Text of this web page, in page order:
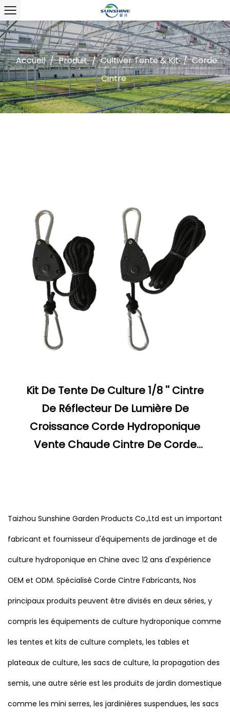
Accueil / Produit / Cultiver Tente & Kit / Corde
Cintre
Kit De Tente De Culture 1/8 '' Cintre
De Réflecteur De Lumière De
Croissance Corde Hydroponique
Vente Chaude Cintre De Corde
Taizhou Sunshine Garden Products Co.,Ltd est un important
fabricant et fournisseur d'équipements de jardinage et de
culture hydroponique en Chine avec 12 ans d'expérience
OEM et ODM. Spécialisé Corde Cintre Fabricants, Nos
principaux produits peuvent être divisés en deux séries, y
compris les équipements de culture hydroponique comme
les tentes et kits de culture complets, les tables et
plateaux de culture, les sacs de culture, la propagation des
semis, une autre série est les produits de jardin domestique
comme les mini serres, les jardinières suspendues, les sacs